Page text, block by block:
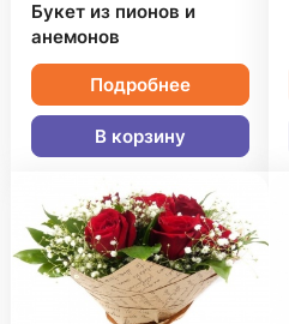
Букет из пионов и
анемонов
Подробнее
В корзину